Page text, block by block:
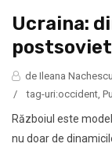
Ucraina:
de Ileana Nachescu
/
tag-uri:occident,
Războiul este
nu doar de